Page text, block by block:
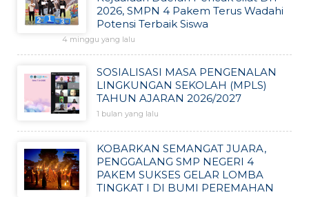
2026, SMPN 4 Pakem Terus Wadahi
Potensi Terbaik Siswa
4 minggu yang lalu
SOSIALISASI MASA PENGENALAN
LINGKUNGAN SEKOLAH (MPLS)
TAHUN AJARAN 2026/2027
1 bulan yang lalu
KOBARKAN SEMANGAT JUARA,
PENGGALANG SMP NEGERI 4
PAKEM SUKSES GELAR LOMBA
TINGKAT I DI BUMI PEREMAHAN